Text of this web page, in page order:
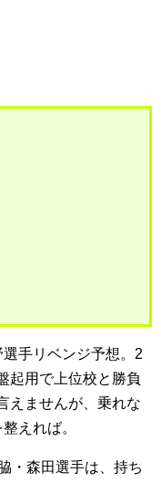
手リベンジ予想。2
起用で上位校と勝負
えませんが、乗れな
えれば。
・森田選手は、持ち